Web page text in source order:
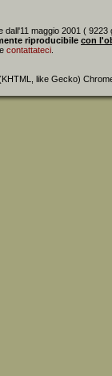
dall'11 maggio 2001 ( 9223
riproducibile con
contattateci.
like Gecko)